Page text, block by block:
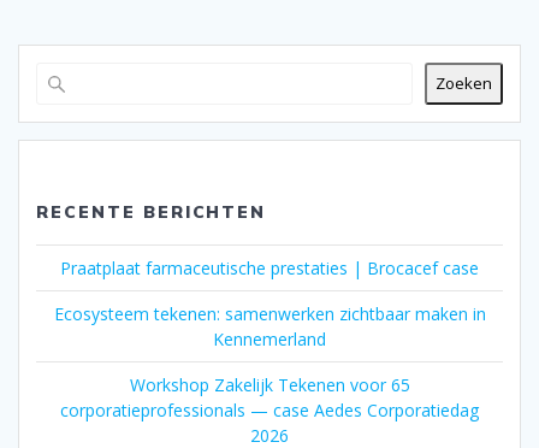
Zoeken
RECENTE BERICHTEN
Praatplaat farmaceutische prestaties | Brocacef case
Ecosysteem tekenen: samenwerken zichtbaar maken in
Kennemerland
Workshop Zakelijk Tekenen voor 65
corporatieprofessionals — case Aedes Corporatiedag
2026